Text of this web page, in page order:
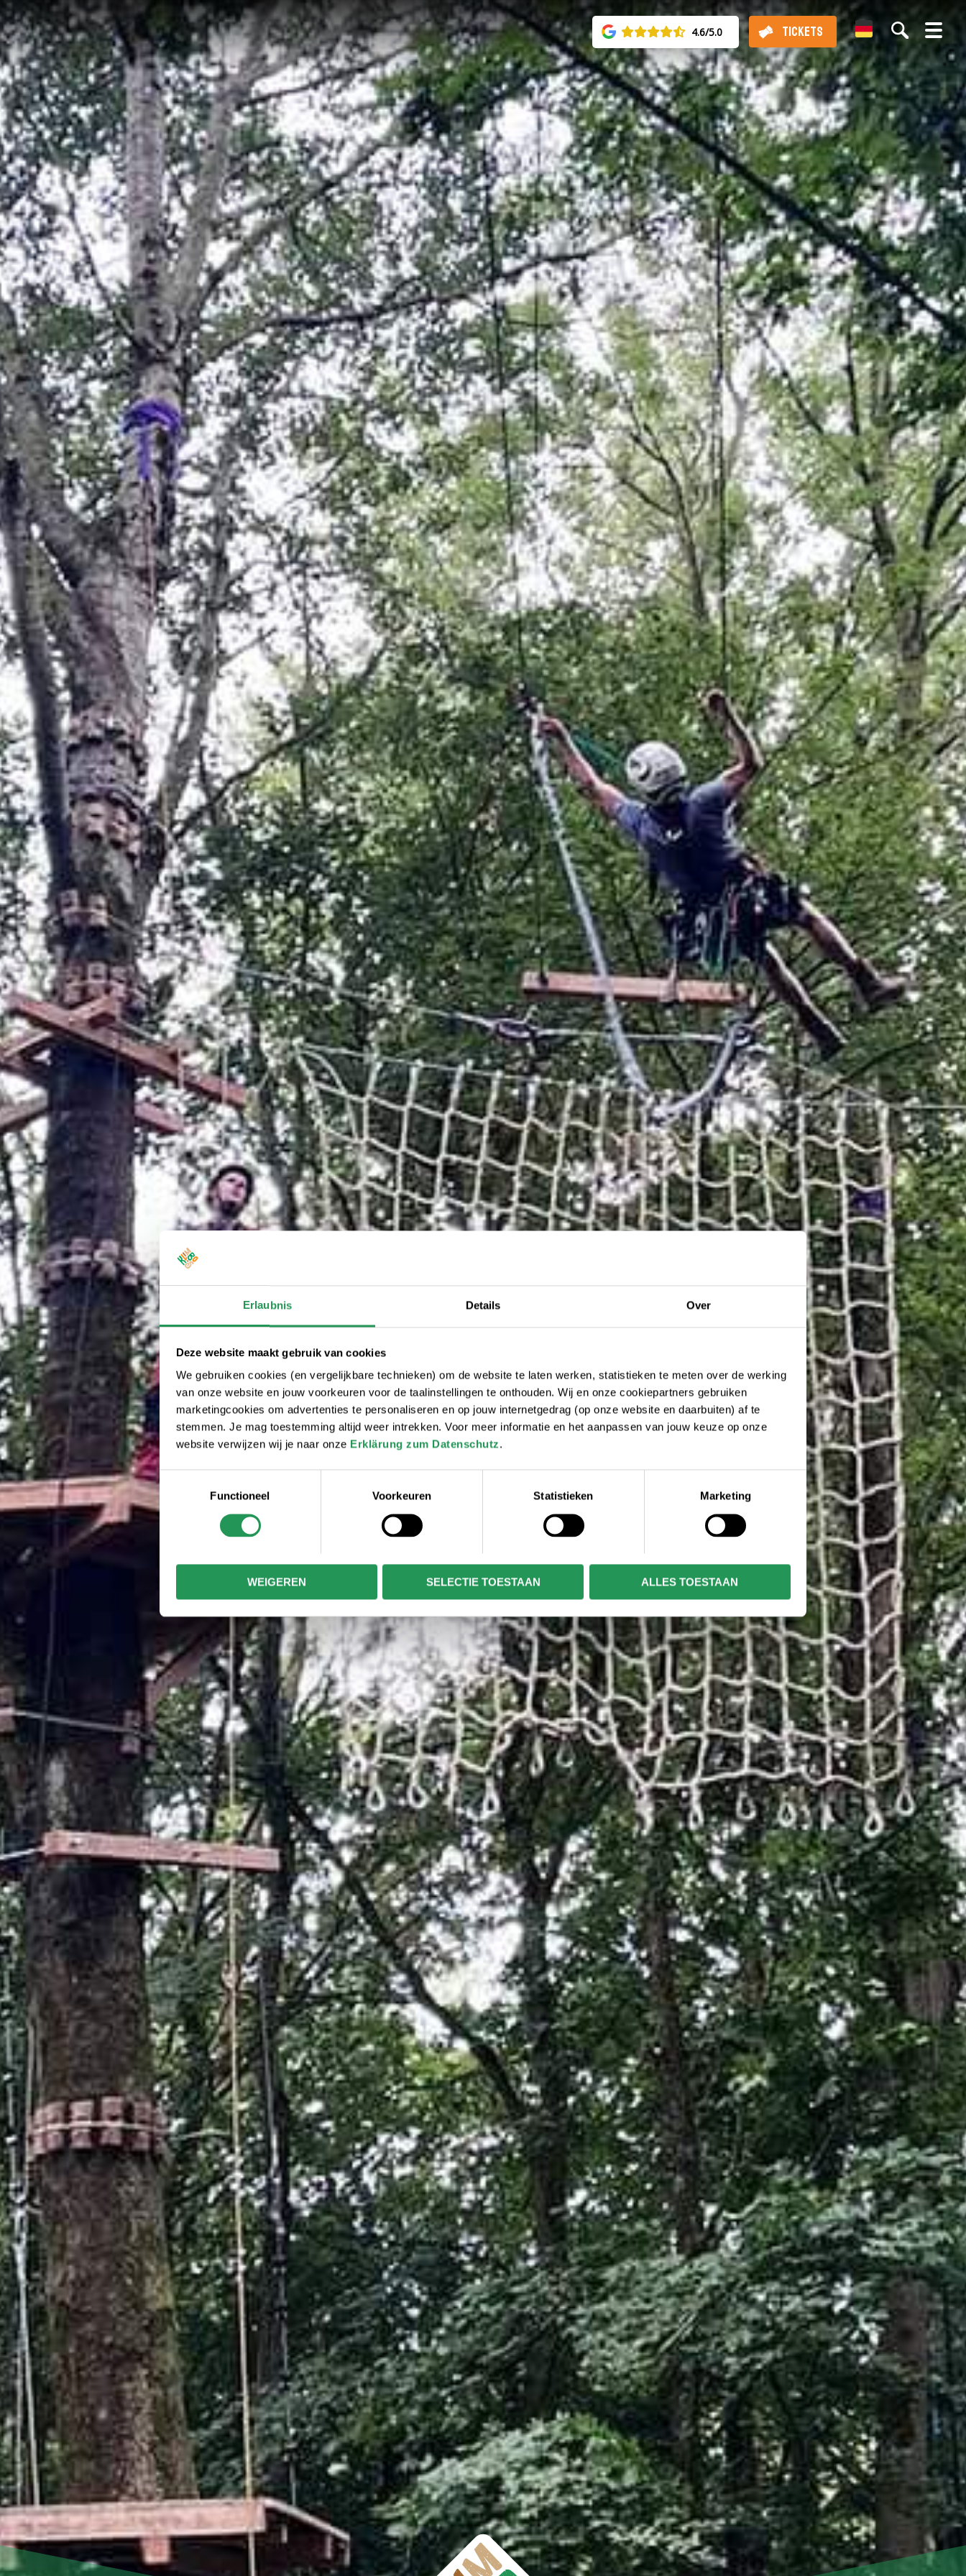
Erlaubnis Details Over
Deze website maakt gebruik van cookies
We gebruiken cookies (en vergelijkbare technieken) om de website te laten werken, statistieken te meten over de werking
van onze website en jouw voorkeuren voor de taalinstellingen te onthouden. Wij en onze cookiepartners gebruiken
marketingcookies om advertenties te personaliseren en op jouw internetgedrag (op onze website en daarbuiten) af te
stemmen. Je mag toestemming altijd weer intrekken. Voor meer informatie en het aanpassen van jouw keuze op onze
website verwijzen wij je naar onze Erklärung zum Datenschutz.
Toestemmingsselectie
Functioneel
Voorkeuren Statistieken Marketing
WEIGEREN SELECTIE TOESTAAN ALLES TOESTAAN
German
4.6/5.0 TICKETS